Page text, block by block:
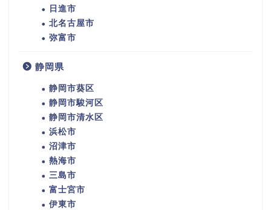
日進市
北名古屋市
弥富市
静岡県
静岡市葵区
静岡市駿河区
静岡市清水区
浜松市
沼津市
熱海市
三島市
富士宮市
伊東市